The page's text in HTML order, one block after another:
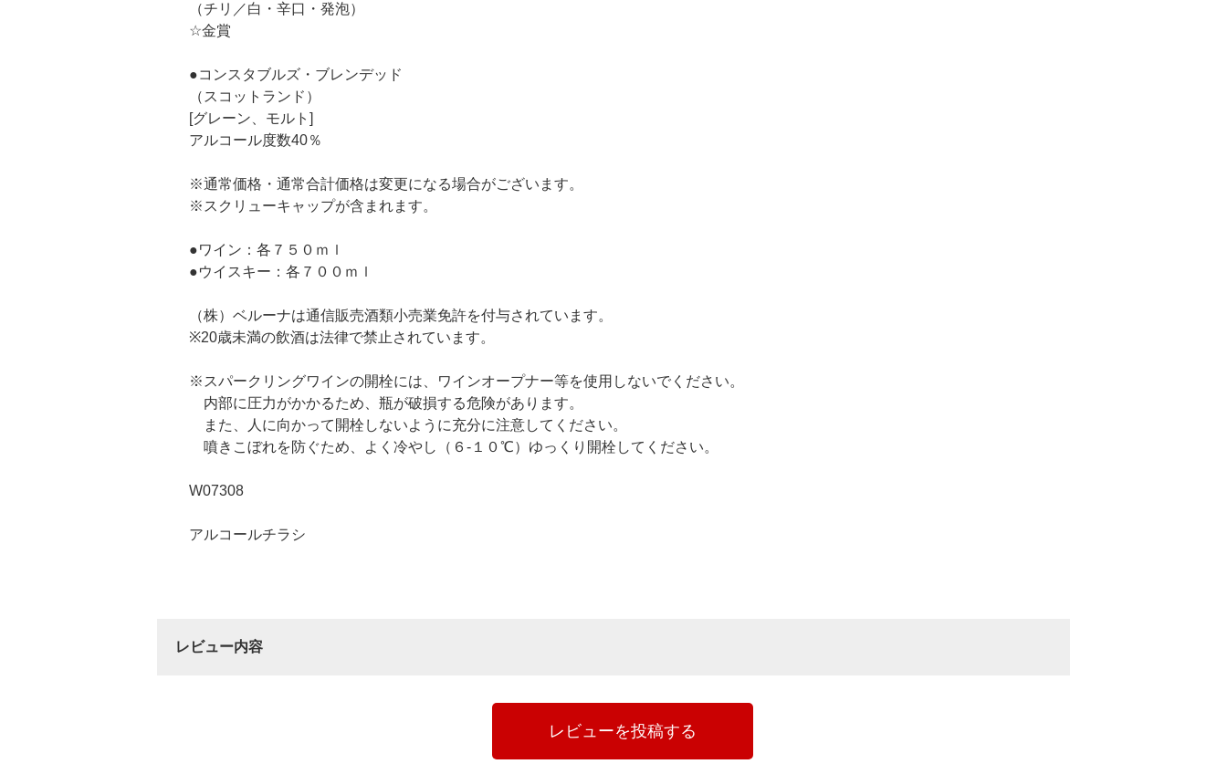
（チリ／白・辛口・発泡）
☆金賞
●コンスタブルズ・ブレンデッド
（スコットランド）
[グレーン、モルト]
アルコール度数40％
※通常価格・通常合計価格は変更になる場合がございます。
※スクリューキャップが含まれます。
●ワイン：各７５０ｍｌ
●ウイスキー：各７００ｍｌ
（株）ベルーナは通信販売酒類小売業免許を付与されています。
※20歳未満の飲酒は法律で禁止されています。
※スパークリングワインの開栓には、ワインオープナー等を使用しないでください。
内部に圧力がかかるため、瓶が破損する危険があります。
また、人に向かって開栓しないように充分に注意してください。
噴きこぼれを防ぐため、よく冷やし（６-１０℃）ゆっくり開栓してください。
W07308
アルコールチラシ
レビュー内容
レビューを投稿する